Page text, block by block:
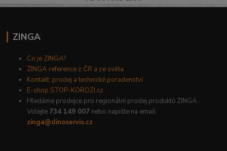
ZINGA
Co je ZINGA?
ZINGA reference z ČR a ze světa
Kontakt: prodej a technické poradenství
E-shop STOP-KOROZI.cz
Hledáme prodejce pro regionální prodej produktů ZINGA.
Volejte 734 149 007 nebo napište na email:
zinga@dinoservis.cz